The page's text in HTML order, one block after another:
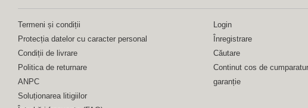
Termeni și condiții
Protecția datelor cu caracter personal
Condiții de livrare
Politica de returnare
ANPC
Soluționarea litigiilor
Login
Înregistrare
Căutare
Continut cos de
garanție